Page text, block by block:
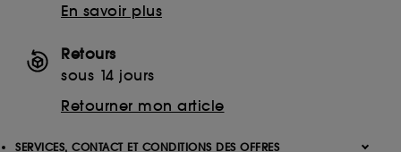
En savoir plus
Retours
sous 14 jours
Retourner mon article
SERVICES, CONTACT ET CONDITIONS DES OFFRES